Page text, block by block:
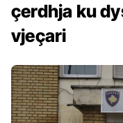
çerdhja ku
vjeçari